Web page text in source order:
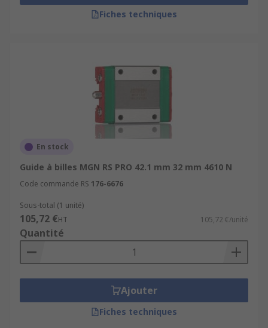
Fiches techniques
En stock
Guide à billes MGN RS PRO 42.1 mm 32 mm 4610 N
Code commande RS 176-6676
Sous-total (1 unité)
105,72 €HT 105,72 €/unité
Quantité
Ajouter
Fiches techniques